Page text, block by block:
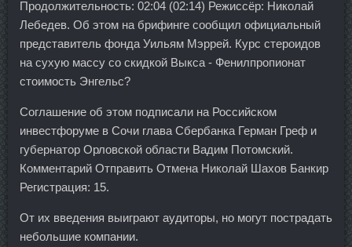
Продолжительность: 02:04 (02:14) Режиссёр: Николай
Лебедев. Об этом на брифинге сообщил официальный
представитель фонда Уильям Мэррей. Курс стероидов
на сухую массу со скидкой Выкса - Фенилпропионат
стоимость Энгельс?
Соглашение об этом подписали на Российском
инвестфоруме в Сочи глава Сбербанка Герман Греф и
губернатор Орловской области Вадим Потомский.
Комментарий Отправить Отмена Николай Шахов Банкир
Регистрация: 15.
От их введения выиграют аудиторы, но могут пострадать
небольшие компании.